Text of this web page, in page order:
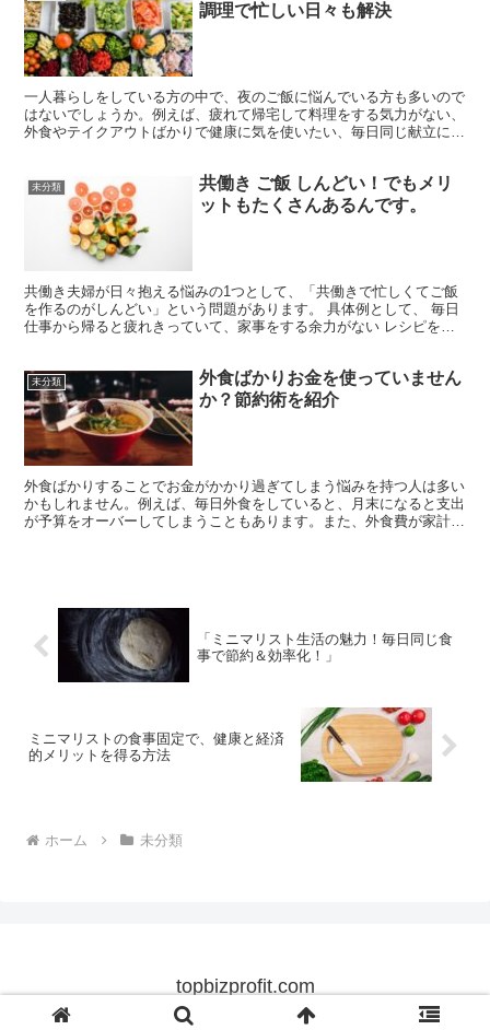
調理で忙しい日々も解決
一人暮らしをしている方の中で、夜のご飯に悩んでいる方も多いので
はないでしょうか。例えば、疲れて帰宅して料理をする気力がない、
外食やテイクアウトばかりで健康に気を使いたい、毎日同じ献立に飽
未分類
共働き ご飯 しんどい！でもメリ
ットもたくさんあるんです。
共働き夫婦が日々抱える悩みの1つとして、「共働きで忙しくてご飯
を作るのがしんどい」という問題があります。 具体例として、 毎日
仕事から帰ると疲れきっていて、家事をする余力がない レシピを考
未分類
外食ばかりお金を使っていません
か？節約術を紹介
外食ばかりすることでお金がかかり過ぎてしまう悩みを持つ人は多い
かもしれません。例えば、毎日外食をしていると、月末になると支出
が予算をオーバーしてしまうこともあります。また、外食費が家計を
「ミニマリスト生活の魅力！毎日同じ食
事で節約＆効率化！」
ミニマリストの食事固定で、健康と経済
的メリットを得る方法
ホーム 未分類
topbizprofit.com
© 2024 topbizprofit.com.